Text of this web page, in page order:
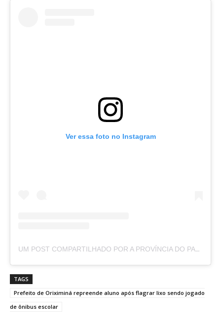
Ver essa foto no Instagram
UM POST COMPARTILHADO POR A PROVÍNCIA DO PARÁ (@APROVINCIADOPARA)
TAGS
Prefeito de Oriximiná repreende aluno após flagrar lixo sendo jogado
de ônibus escolar